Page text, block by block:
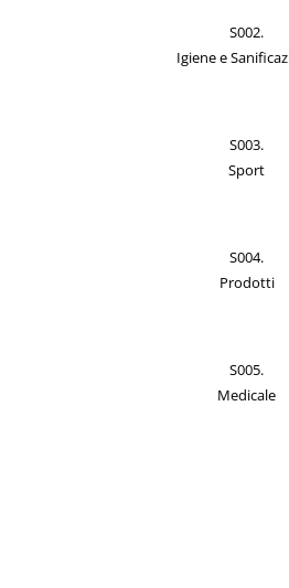
S002.
Igiene e
S003.
Sport
S004.
Prodotti
S005.
Medicale